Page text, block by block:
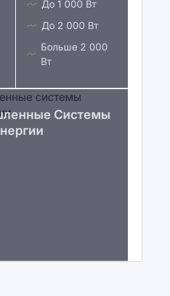
До 1 000 Вт
До 2 000 Вт
Больше 2 000
Вт
Системы